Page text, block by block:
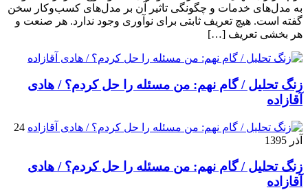
به مدل‌های خدمات و چگونگی تاثیر آن بر مدل‌های کسب‌و‌کار سخن
گفته است. هیچ تعریف ثابتی برای نوآوری وجود ندارد. هر صنعت و
هر بخشی تعریف […]
زنگ تحلیل / گام نهم: من مسئله را حل کردم؟ / هادی
آقازاده
24
آذر 1395
زنگ تحلیل / گام نهم: من مسئله را حل کردم؟ / هادی
آقازاده